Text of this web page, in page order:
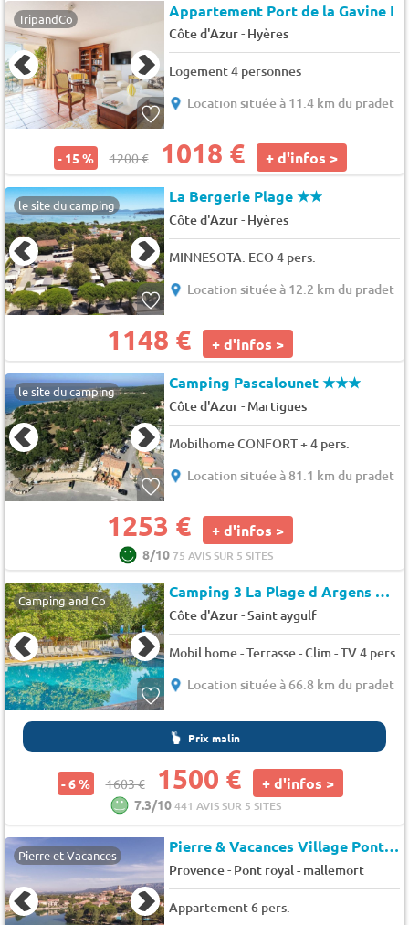
TripandCo Appartement Port de la Gavine I
Côte d'Azur- Hyères
Logement 4 personnes
Location située à 11.4 km du pradet
- 15 % 1200 € 1018 € + d'infos >
le site du camping La Bergerie Plage★★
Côte d'Azur- Hyères
MINNESOTA. ECO 4 pers.
Location située à 12.2 km du pradet
1148 € + d'infos >
le site du camping Camping Pascalounet★★★
Côte d'Azur- Martigues
Mobilhome CONFORT + 4 pers.
Location située à 81.1 km du pradet
1253 € + d'infos >
8/1075 AVIS SUR 5 SITES
Camping and Co Camping 3 La Plage d Argens
Côte d'Azur-Saint aygulf
Mobil home - Terrasse - Clim - TV 4 pers.
Location située à 66.8 km du pradet
Prix malin
- 6 % 1603 € 1500 € + d'infos >
7.3/10441 AVIS SUR 5 SITES
Pierre et Vacances Pierre & Vacances Village Pont Royal en Provence
Provence- Pont royal - mallemort
Appartement 6 pers.